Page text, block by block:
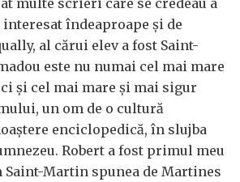
multe scrieri care se credeau a
îndeaproape şi de
al cărui elev a fost Saint-
este nu numai cel mai mare
şi cel mai mare şi mai sigur
un om de o cultură
enciclopedică, în slujba
Robert a fost primul meu
Saint-Martin spunea de Martines